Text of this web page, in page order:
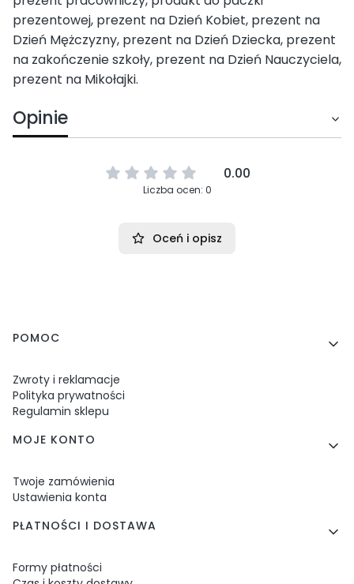
prezentowej, prezent na Dzień Kobiet, prezent na
Dzień Mężczyzny, prezent na Dzień Dziecka, prezent
na zakończenie szkoły, prezent na Dzień Nauczyciela,
prezent na Mikołajki.
Opinie
0.00
Liczba ocen: 0
Oceń i opisz
Linki w stopce
POMOC
Zwroty i reklamacje
Polityka prywatności
Regulamin sklepu
MOJE KONTO
Twoje zamówienia
Ustawienia konta
PŁATNOŚCI I DOSTAWA
Formy płatności